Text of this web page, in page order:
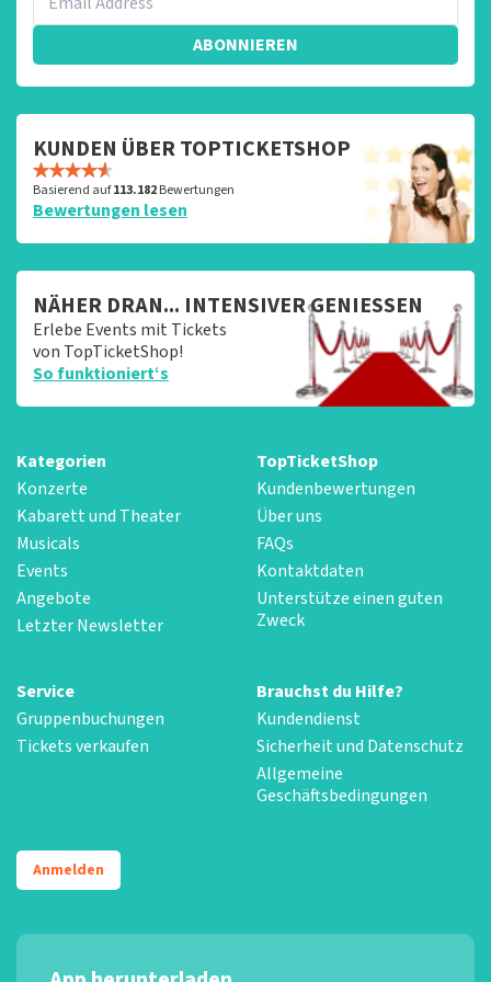
groeten, Joost Topticketshop
ABONNIEREN
KUNDEN ÜBER TOPTICKETSHOP
Basierend auf113.182Bewertungen
Bewertungen lesen
NÄHER DRAN... INTENSIVER GENIESSEN
Erlebe Events mit Tickets
von TopTicketShop!
So funktioniert‘s
Kategorien
Konzerte
Kabarett und Theater
Musicals
Events
Angebote
Letzter Newsletter
TopTicketShop
Kundenbewertungen
Über uns
FAQs
Kontaktdaten
Unterstütze einen guten
Zweck
Service
Gruppenbuchungen
Tickets verkaufen
Brauchst du Hilfe?
Kundendienst
Sicherheit und Datenschutz
Allgemeine
Geschäftsbedingungen
Anmelden